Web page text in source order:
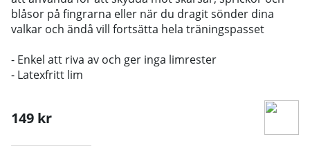
blåsor på fingrarna eller när du dragit sönder dina
valkar och ändå vill fortsätta hela träningspasset
- Enkel att riva av och ger inga limrester
- Latexfritt lim
149 kr